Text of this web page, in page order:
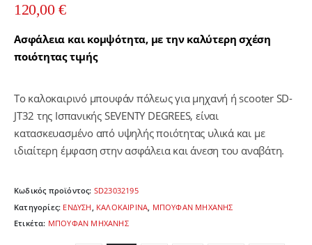
120,00 €
Ασφάλεια και κομψότητα, με την καλύτερη σχέση
ποιότητας τιμής
Το καλοκαιρινό μπουφάν πόλεως για μηχανή ή scooter SD-
JT32 της Ισπανικής SEVENTY DEGREES, είναι
κατασκευασμένο από υψηλής ποιότητας υλικά και με
ιδιαίτερη έμφαση στην ασφάλεια και άνεση του αναβάτη.
Κωδικός προϊόντος: SD23032195
Κατηγορίες: ΕΝΔΥΣΗ ΚΑΛΟΚΑΙΡΙΝΑ ΜΠΟΥΦΑΝ ΜΗΧΑΝΗΣ
Ετικέτα: ΜΠΟΥΦΑΝ ΜΗΧΑΝΗΣ